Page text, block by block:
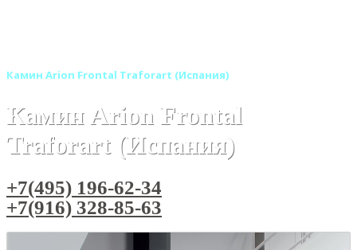
Камин Arion Frontal Traforart (Испания)
Камин Arion Frontal
Traforart (Испания)
+7(495) 196-62-34
+7(916) 328-85-63